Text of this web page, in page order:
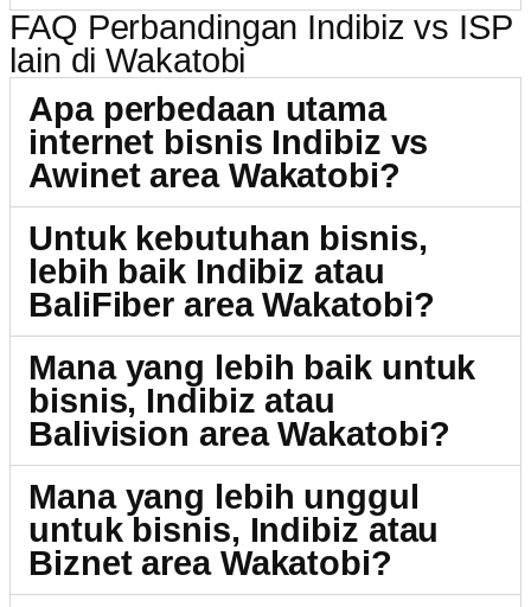
FAQ Perbandingan Indibiz vs ISP
lain di Wakatobi
Apa perbedaan utama
internet bisnis Indibiz vs
Awinet area Wakatobi?
Untuk kebutuhan bisnis,
lebih baik Indibiz atau
BaliFiber area Wakatobi?
Mana yang lebih baik untuk
bisnis, Indibiz atau
Balivision area Wakatobi?
Mana yang lebih unggul
untuk bisnis, Indibiz atau
Biznet area Wakatobi?